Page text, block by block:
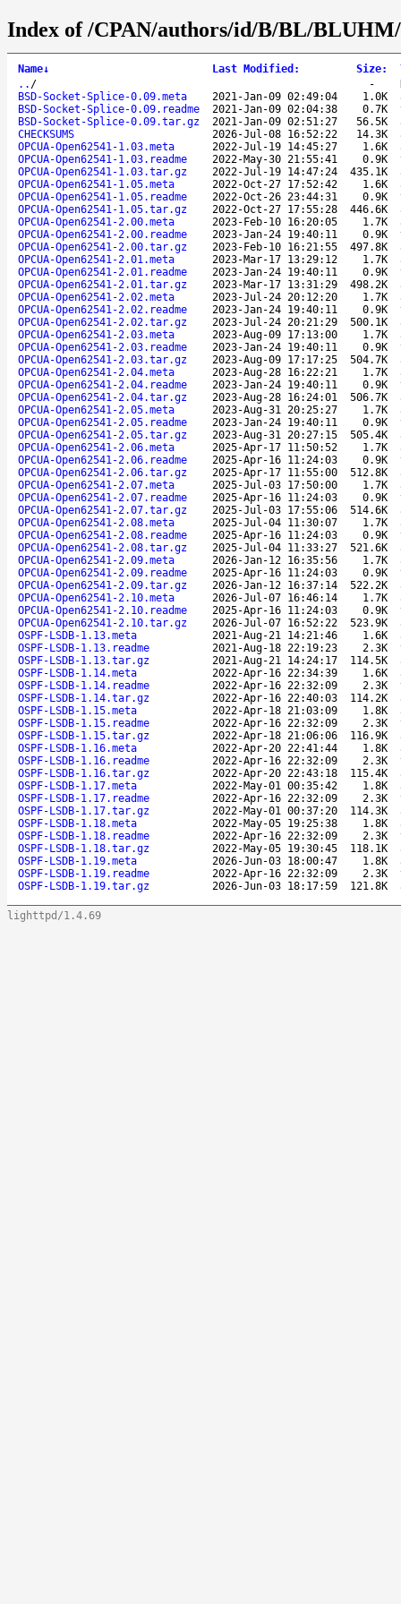
Index of /CPAN/authors/id/B/BL/BLUHM/
Name↓ Last Modified : Size:
.. / -
BSD-Socket-Splice-0.09.meta
2021-Jan-09 02:49:04 1.0K
BSD-Socket-Splice-0.09.readme
2021-Jan-09 02:04:38 0.7K
BSD-Socket-Splice-0.09.tar.gz
2021-Jan-09 02:51:27 56.5K
CHECKSUMS
2026-Jul-08 16:52:22 14.3K
OPCUA-Open62541-1.03.meta
2022-Jul-19 14:45:27 1.6K
OPCUA-Open62541-1.03.readme
2022-May-30 21:55:41 0.9K
OPCUA-Open62541-1.03.tar.gz
2022-Jul-19 14:47:24 435.1K
OPCUA-Open62541-1.05.meta
2022-Oct-27 17:52:42 1.6K
OPCUA-Open62541-1.05.readme
2022-Oct-26 23:44:31 0.9K
OPCUA-Open62541-1.05.tar.gz
2022-Oct-27 17:55:28 446.6K
OPCUA-Open62541-2.00.meta
2023-Feb-10 16:20:05 1.7K
OPCUA-Open62541-2.00.readme
2023-Jan-24 19:40:11 0.9K
OPCUA-Open62541-2.00.tar.gz
2023-Feb-10 16:21:55 497.8K
OPCUA-Open62541-2.01.meta
2023-Mar-17 13:29:12 1.7K
OPCUA-Open62541-2.01.readme
2023-Jan-24 19:40:11 0.9K
OPCUA-Open62541-2.01.tar.gz
2023-Mar-17 13:31:29 498.2K
OPCUA-Open62541-2.02.meta
2023-Jul-24 20:12:20 1.7K
OPCUA-Open62541-2.02.readme
2023-Jan-24 19:40:11 0.9K
OPCUA-Open62541-2.02.tar.gz
2023-Jul-24 20:21:29 500.1K
OPCUA-Open62541-2.03.meta
2023-Aug-09 17:13:00 1.7K
OPCUA-Open62541-2.03.readme
2023-Jan-24 19:40:11 0.9K
OPCUA-Open62541-2.03.tar.gz
2023-Aug-09 17:17:25 504.7K
OPCUA-Open62541-2.04.meta
2023-Aug-28 16:22:21 1.7K
OPCUA-Open62541-2.04.readme
2023-Jan-24 19:40:11 0.9K
OPCUA-Open62541-2.04.tar.gz
2023-Aug-28 16:24:01 506.7K
OPCUA-Open62541-2.05.meta
2023-Aug-31 20:25:27 1.7K
OPCUA-Open62541-2.05.readme
2023-Jan-24 19:40:11 0.9K
OPCUA-Open62541-2.05.tar.gz
2023-Aug-31 20:27:15 505.4K
OPCUA-Open62541-2.06.meta
2025-Apr-17 11:50:52 1.7K
OPCUA-Open62541-2.06.readme
2025-Apr-16 11:24:03 0.9K
OPCUA-Open62541-2.06.tar.gz
2025-Apr-17 11:55:00 512.8K
OPCUA-Open62541-2.07.meta
2025-Jul-03 17:50:00 1.7K
OPCUA-Open62541-2.07.readme
2025-Apr-16 11:24:03 0.9K
OPCUA-Open62541-2.07.tar.gz
2025-Jul-03 17:55:06 514.6K
OPCUA-Open62541-2.08.meta
2025-Jul-04 11:30:07 1.7K
OPCUA-Open62541-2.08.readme
2025-Apr-16 11:24:03 0.9K
OPCUA-Open62541-2.08.tar.gz
2025-Jul-04 11:33:27 521.6K
OPCUA-Open62541-2.09.meta
2026-Jan-12 16:35:56 1.7K
OPCUA-Open62541-2.09.readme
2025-Apr-16 11:24:03 0.9K
OPCUA-Open62541-2.09.tar.gz
2026-Jan-12 16:37:14 522.2K
OPCUA-Open62541-2.10.meta
2026-Jul-07 16:46:14 1.7K
OPCUA-Open62541-2.10.readme
2025-Apr-16 11:24:03 0.9K
OPCUA-Open62541-2.10.tar.gz
2026-Jul-07 16:52:22 523.9K
OSPF-LSDB-1.13.meta
2021-Aug-21 14:21:46 1.6K
OSPF-LSDB-1.13.readme
2021-Aug-18 22:19:23 2.3K
OSPF-LSDB-1.13.tar.gz
2021-Aug-21 14:24:17 114.5K
OSPF-LSDB-1.14.meta
2022-Apr-16 22:34:39 1.6K
OSPF-LSDB-1.14.readme
2022-Apr-16 22:32:09 2.3K
OSPF-LSDB-1.14.tar.gz
2022-Apr-16 22:40:03 114.2K
OSPF-LSDB-1.15.meta
2022-Apr-18 21:03:09 1.8K
OSPF-LSDB-1.15.readme
2022-Apr-16 22:32:09 2.3K
OSPF-LSDB-1.15.tar.gz
2022-Apr-18 21:06:06 116.9K
OSPF-LSDB-1.16.meta
2022-Apr-20 22:41:44 1.8K
OSPF-LSDB-1.16.readme
2022-Apr-16 22:32:09 2.3K
OSPF-LSDB-1.16.tar.gz
2022-Apr-20 22:43:18 115.4K
OSPF-LSDB-1.17.meta
2022-May-01 00:35:42 1.8K
OSPF-LSDB-1.17.readme
2022-Apr-16 22:32:09 2.3K
OSPF-LSDB-1.17.tar.gz
2022-May-01 00:37:20 114.3K
OSPF-LSDB-1.18.meta
2022-May-05 19:25:38 1.8K
OSPF-LSDB-1.18.readme
2022-Apr-16 22:32:09 2.3K
OSPF-LSDB-1.18.tar.gz
2022-May-05 19:30:45 118.1K
OSPF-LSDB-1.19.meta
2026-Jun-03 18:00:47 1.8K
OSPF-LSDB-1.19.readme
2022-Apr-16 22:32:09 2.3K
OSPF-LSDB-1.19.tar.gz
2026-Jun-03 18:17:59 121.8K
lighttpd/1.4.69